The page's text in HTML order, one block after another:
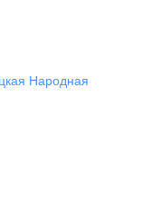
Народная